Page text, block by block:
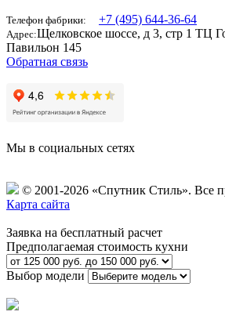
Телефон фабрики: +7 (495) 644-36-64
Адрес:Щелковское шоссе, д 3, стр 1 ТЦ
Павильон 145
Обратная связь
Мы в социальных сетях
© 2001-2026 «Спутник Стиль». Все
Карта сайта
Заявка на бесплатный расчет
Предполагаемая стоимость кухни
Выбор модели